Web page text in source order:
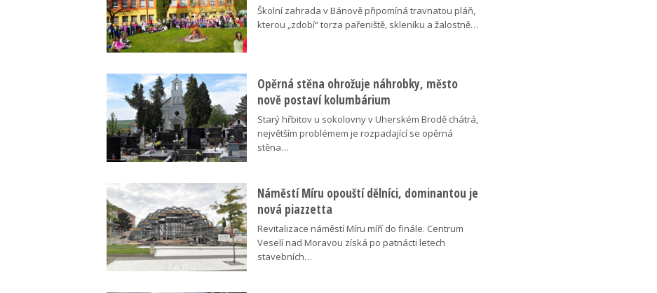
Školní zahrada v Bánově připomíná travnatou pláň,
kterou „zdobí“ torza pařeniště, skleníku a žalostně…
Opěrná stěna ohrožuje náhrobky, město
nově postaví kolumbárium
Starý hřbitov u sokolovny v Uherském Brodě chátrá,
největším problémem je rozpadající se opěrná
stěna…
Náměstí Míru opouští dělníci, dominantou je
nová piazzetta
Revitalizace náměstí Míru míří do finále. Centrum
Veselí nad Moravou získá po patnácti letech
stavebních…